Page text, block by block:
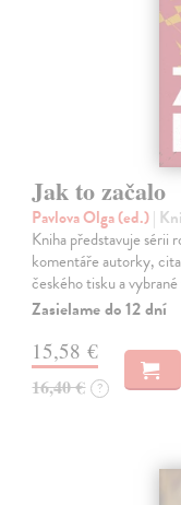
Jak to začalo
Pavlova Olga (ed.)|
Kniha představuje sérii
komentáře autorky,
českého tisku a
Zasielame do 12 dní
15,58 €
16,40 € ?